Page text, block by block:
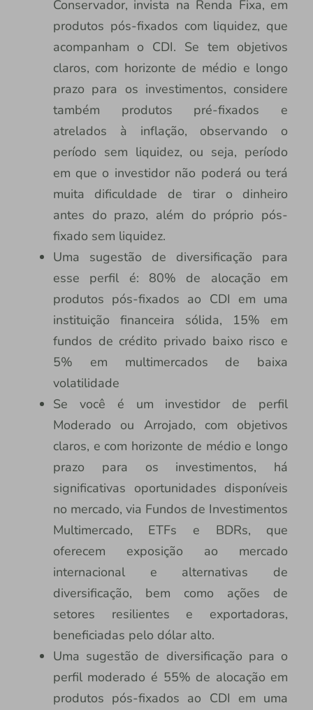
Conservador, invista na Renda Fixa, em
produtos pós-fixados com liquidez, que
acompanham o CDI. Se tem objetivos
claros, com horizonte de médio e longo
prazo para os investimentos, considere
também produtos pré-fixados e
atrelados à inflação, observando o
período sem liquidez, ou seja, período
em que o investidor não poderá ou terá
muita dificuldade de tirar o dinheiro
antes do prazo, além do próprio pós-
fixado sem liquidez.
Uma sugestão de diversificação para
esse perfil é: 80% de alocação em
produtos pós-fixados ao CDI em uma
instituição financeira sólida, 15% em
fundos de crédito privado baixo risco e
5% em multimercados de baixa
volatilidade
Se você é um investidor de perfil
Moderado ou Arrojado, com objetivos
claros, e com horizonte de médio e longo
prazo para os investimentos, há
significativas oportunidades disponíveis
no mercado, via Fundos de Investimentos
Multimercado, ETFs e BDRs, que
oferecem exposição ao mercado
internacional e alternativas de
diversificação, bem como ações de
setores resilientes e exportadoras,
beneficiadas pelo dólar alto.
Uma sugestão de diversificação para o
perfil moderado é 55% de alocação em
produtos pós-fixados ao CDI em uma